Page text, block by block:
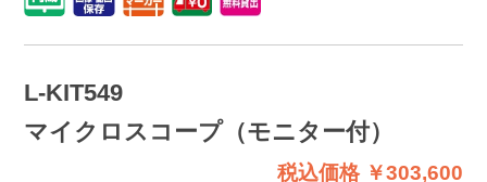
L-KIT549
マイクロスコープ（モニター付）
税込価格 ￥303,600